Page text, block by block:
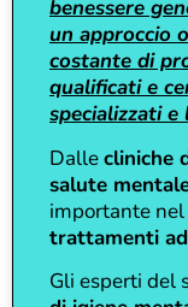
benessere
un approccio
costante di
qualificati e
specializzati e
Dallecliniche
salute
importante
trattamenti
Gli esperti del